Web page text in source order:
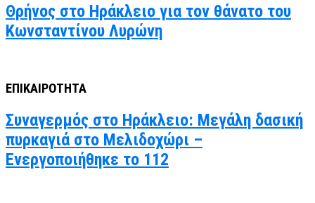
Θρήνος στο Ηράκλειο για τον θάνατο του
Κωνσταντίνου Λυρώνη
ΕΠΙΚΑΙΡΟΤΗΤΑ
Συναγερμός στο Ηράκλειο: Μεγάλη δασική
πυρκαγιά στο Μελιδοχώρι –
Ενεργοποιήθηκε το 112